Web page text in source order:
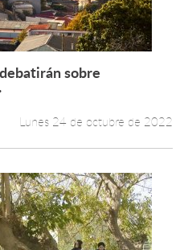
Leer más +
sobre
Lunes 24 de octubre de 2022